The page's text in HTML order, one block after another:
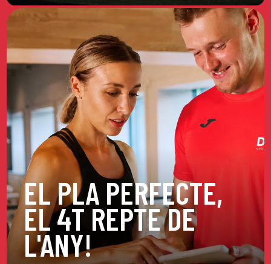
EL PLA PERFECTE,
EL 4T REPTE DE
L'ANY!